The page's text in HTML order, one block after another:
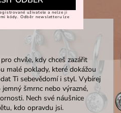
chvíle, kdy chceš zazářit
malé poklady, které dokážou
Ti sebevědomí i styl. Vybírej
šmrnc nebo výrazné,
Nech své náušnice
kdo opravdu jsi.
uživatele a nelze ji
kódy. Odběr newsletteru lze